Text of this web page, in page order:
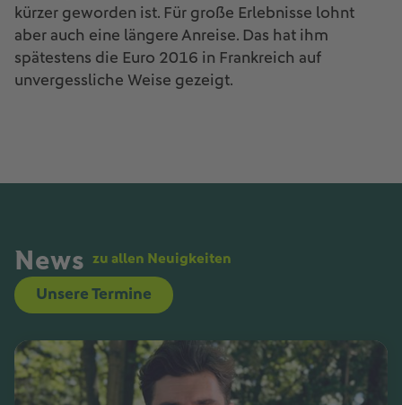
kürzer geworden ist. Für große Erlebnisse lohnt
aber auch eine längere Anreise. Das hat ihm
spätestens die Euro 2016 in Frankreich auf
unvergessliche Weise gezeigt.
News zu allen Neuigkeiten
Unsere Termine